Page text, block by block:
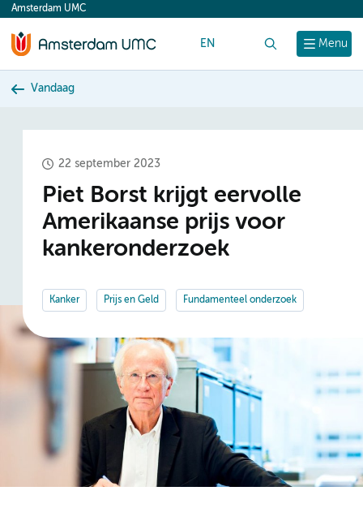
content
Menu
Amsterdam UMC
EN
Vandaag
22 september 2023
Piet Borst krijgt eervolle
Amerikaanse prijs voor
kankeronderzoek
Kanker Prijs en Geld Fundamenteel onderzoek